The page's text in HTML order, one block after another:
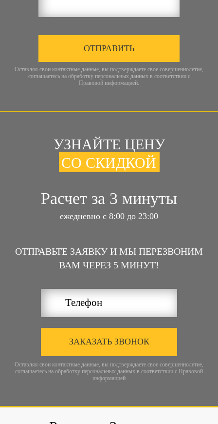
ОТПРАВИТЬ
Оставляя свои контактные данные, вы подтверждаете свое совершеннолетие,
соглашаетесь на обработку персональных данных в соответствии с
Правовой информацией.
УЗНАЙТЕ ЦЕНУ
СО СКИДКОЙ
Расчет за 3 минуты
ежедневно с 8:00 до 23:00
ОТПРАВЬТЕ ЗАЯВКУ И МЫ ПЕРЕЗВОНИМ
ВАМ ЧЕРЕЗ 5 МИНУТ!
ЗАКАЗАТЬ ЗВОНОК
Оставляя свои контактные данные, вы подтверждаете свое совершеннолетие,
соглашаетесь на обработку персональных данных в соответствии с Правовой
информацией